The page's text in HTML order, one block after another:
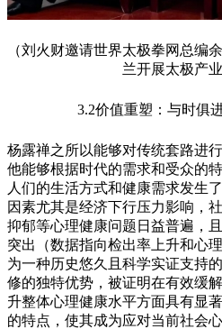
（刘火财邀请世界太极拳网总编
兰开展太极产业
3.2价值重塑：与时俱
杨露禅之所以能够对传统套路进
他能够根据时代的需求和受众的
人们的生活方式和健康需求发生
因素尤其是经济下行压力影响，
抑郁等心理健康问题日益普遍，
突出（数据指向检出率上升和心
为一种历史悠久且科学实证支持
修的独特优势，被证明在有效缓
升整体心理健康水平方面具有显著
的特点，使其成为应对当前社会